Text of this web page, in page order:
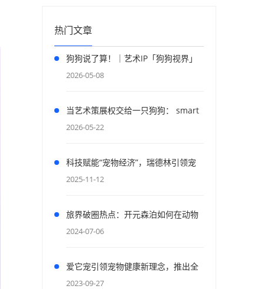
热门文章
狗狗说了算！｜艺术IP「狗狗视界」
正式登陆上海
2026-05-08
当艺术策展权交给一只狗狗： smart
与「狗狗视界 PAWSPECTIVE」如何
2026-05-22
科技赋能“宠物经济”，瑞德林引领宠
物产业创新前沿2025宠物产业科技创
2025-11-12
旅界破圈热点：开元森泊如何在动物
友好和收益间找到新平衡
2024-07-06
爱它宠引领宠物健康新理念，推出全
新草本A+系列助力无负担喂养
2023-09-27